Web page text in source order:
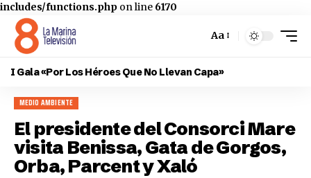
includes/functions.php on line 6170
Cambiar
tamaño
fuente
Aa
I Gala «Por Los Héroes Que No Llevan Capa»
MEDIO AMBIENTE
El presidente del Consorci Mare
visita Benissa, Gata de Gorgos,
Orba, Parcent y Xaló